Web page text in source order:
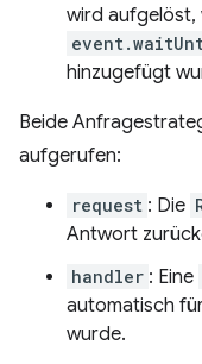
wird aufgelöst,
hinzugefügt
Beide
aufgerufen:
request : Die
Antwort
handler : Eine
automatisch
wurde.